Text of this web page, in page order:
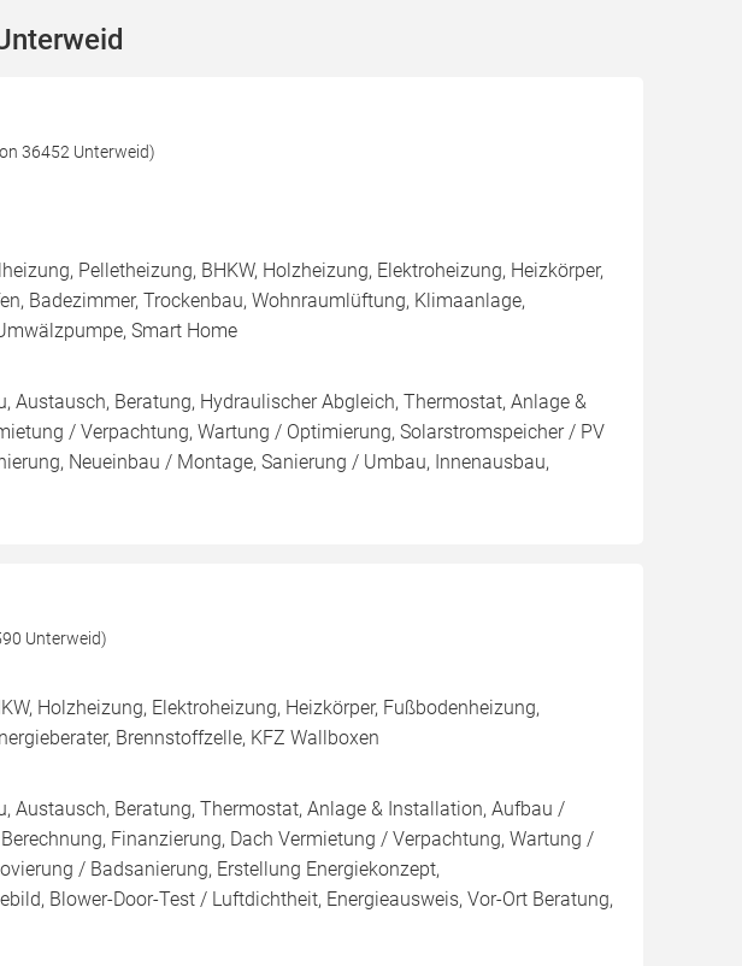
36452 Unterweid)
Pelletheizung, BHKW, Holzheizung, Elektroheizung, Heizkörper,
Badezimmer, Trockenbau, Wohnraumlüftung, Klimaanlage,
Smart Home
Austausch, Beratung, Hydraulischer Abgleich, Thermostat, Anlage &
/ Verpachtung, Wartung / Optimierung, Solarstromspeicher / PV
Neueinbau / Montage, Sanierung / Umbau, Innenausbau,
Unterweid)
Holzheizung, Elektroheizung, Heizkörper, Fußbodenheizung,
Brennstoffzelle, KFZ Wallboxen
Austausch, Beratung, Thermostat, Anlage & Installation, Aufbau /
Finanzierung, Dach Vermietung / Verpachtung, Wartung /
/ Badsanierung, Erstellung Energiekonzept,
Blower-Door-Test / Luftdichtheit, Energieausweis, Vor-Ort Beratung,